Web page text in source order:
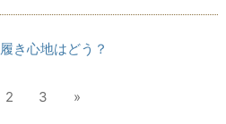
履き心地はどう？
2 3 »